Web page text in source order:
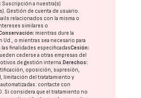
Suscripción a nuestra(s)
Gestión de cuenta de usuario.
relacionados con la misma o
similares o
mientras dure la
Ud., o mientras sea necesario para
las finalidades especificadasCesión:
cederse a otras empresas del
de gestión interna.Derechos:
oposición, supresión,
limitación del tratatamiento y
contacte con
. Si considera que el tratamiento no